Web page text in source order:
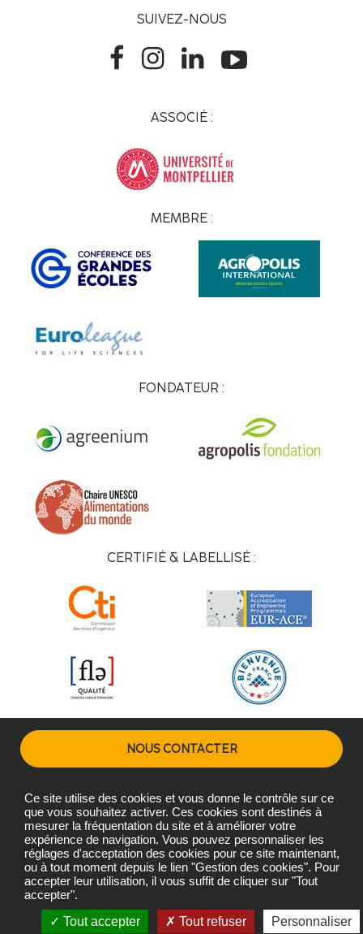
SUIVEZ-NOUS
ASSOCIÉ :
MEMBRE :
FONDATEUR :
CERTIFIÉ & LABELLISÉ :
NOUS CONTACTER
Plans d'accès Mentions légales Gestion des cookies
Copyright © L'Institut Agro Montpellier 2026
L'Institut Agro Montpellier, une école de L'Institut Agro - Institut
national d'enseignement supérieur pour l'agriculture,
l'alimentation et l'environnement
Ce site utilise des cookies et vous donne le contrôle sur ce
que vous souhaitez activer. Ces cookies sont destinés à
mesurer la fréquentation du site et à améliorer votre
expérience de navigation. Vous pouvez personnaliser les
réglages d'acceptation des cookies pour ce site maintenant,
ou à tout moment depuis le lien "Gestion des cookies". Pour
accepter leur utilisation, il vous suffit de cliquer sur "Tout
accepter".
Tout accepter
Tout refuser Personnaliser